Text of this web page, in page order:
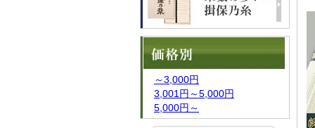
～3,000円
3,001円～5,000円
5,000円～